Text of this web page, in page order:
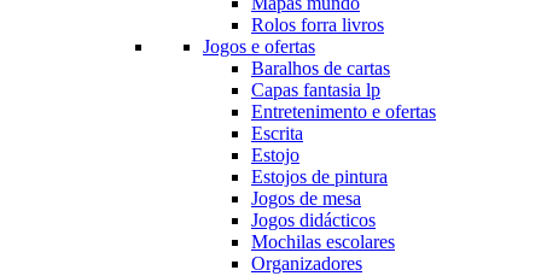
Rolos forra livros
Jogos e ofertas
Baralhos de cartas
Capas fantasia lp
Entretenimento e ofertas
Escrita
Estojo
Estojos de pintura
Jogos de mesa
Jogos didácticos
Mochilas escolares
Organizadores